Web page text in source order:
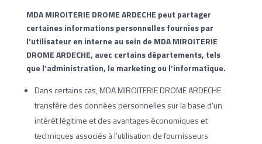
MDA MIROITERIE DROME ARDECHE peut partager
certaines informations personnelles fournies par
l’utilisateur en interne au sein de MDA MIROITERIE
DROME ARDECHE, avec certains départements, tels
que l’administration, le marketing ou l’informatique.
Dans certains cas, MDA MIROITERIE DROME ARDECHE
transfère des données personnelles sur la base d’un
intérêt légitime et des avantages économiques et
techniques associés à l’utilisation de fournisseurs